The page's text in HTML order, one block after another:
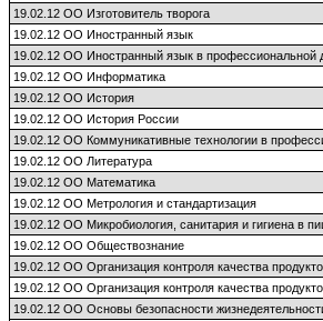
19.02.12 ОО Изготовитель творога
19.02.12 ОО Иностранный язык
19.02.12 ОО Иностранный язык в профессиональной
19.02.12 ОО Информатика
19.02.12 ОО История
19.02.12 ОО История России
19.02.12 ОО Коммуникативные технологии в
19.02.12 ОО Литература
19.02.12 ОО Математика
19.02.12 ОО Метрология и стандартизация
19.02.12 ОО Микробиология, санитария и гигиена в
19.02.12 ОО Обществознание
19.02.12 ОО Организация контроля качества
19.02.12 ОО Организация контроля качества
19.02.12 ОО Основы безопасности